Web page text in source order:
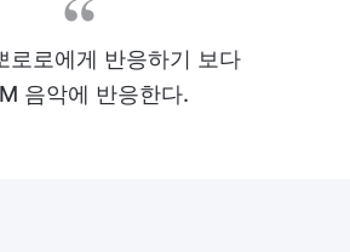
로로에게 반응하기 보다
음악에 반응한다.